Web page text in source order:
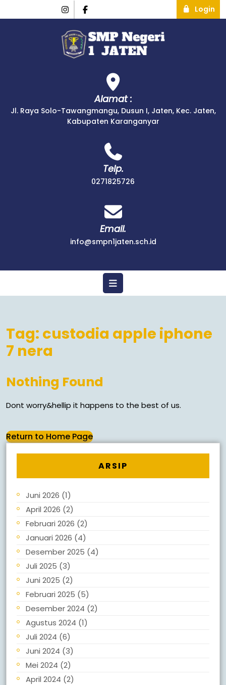
Login
Alamat :
Jl. Raya Solo-Tawangmangu, Dusun I, Jaten, Kec. Jaten,
Kabupaten Karanganyar
Telp.
0271825726
Email.
info@smpn1jaten.sch.id
Tag: custodia apple iphone
7 nera
Nothing Found
Dont worry&hellip it happens to the best of us.
Return to Home Page
ARSIP
Juni 2026 (1)
April 2026 (2)
Februari 2026 (2)
Januari 2026 (4)
Desember 2025 (4)
Juli 2025 (3)
Juni 2025 (2)
Februari 2025 (5)
Desember 2024 (2)
Agustus 2024 (1)
Juli 2024 (6)
Juni 2024 (3)
Mei 2024 (2)
April 2024 (2)